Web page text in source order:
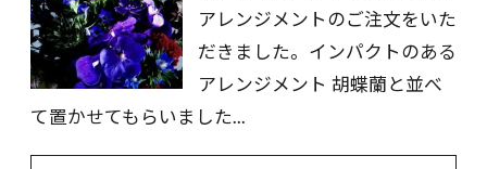
アレンジメントのご注文をいた
だきました。 インパクトのある
アレンジメント 胡蝶蘭と並べ
て置かせてもらいました...